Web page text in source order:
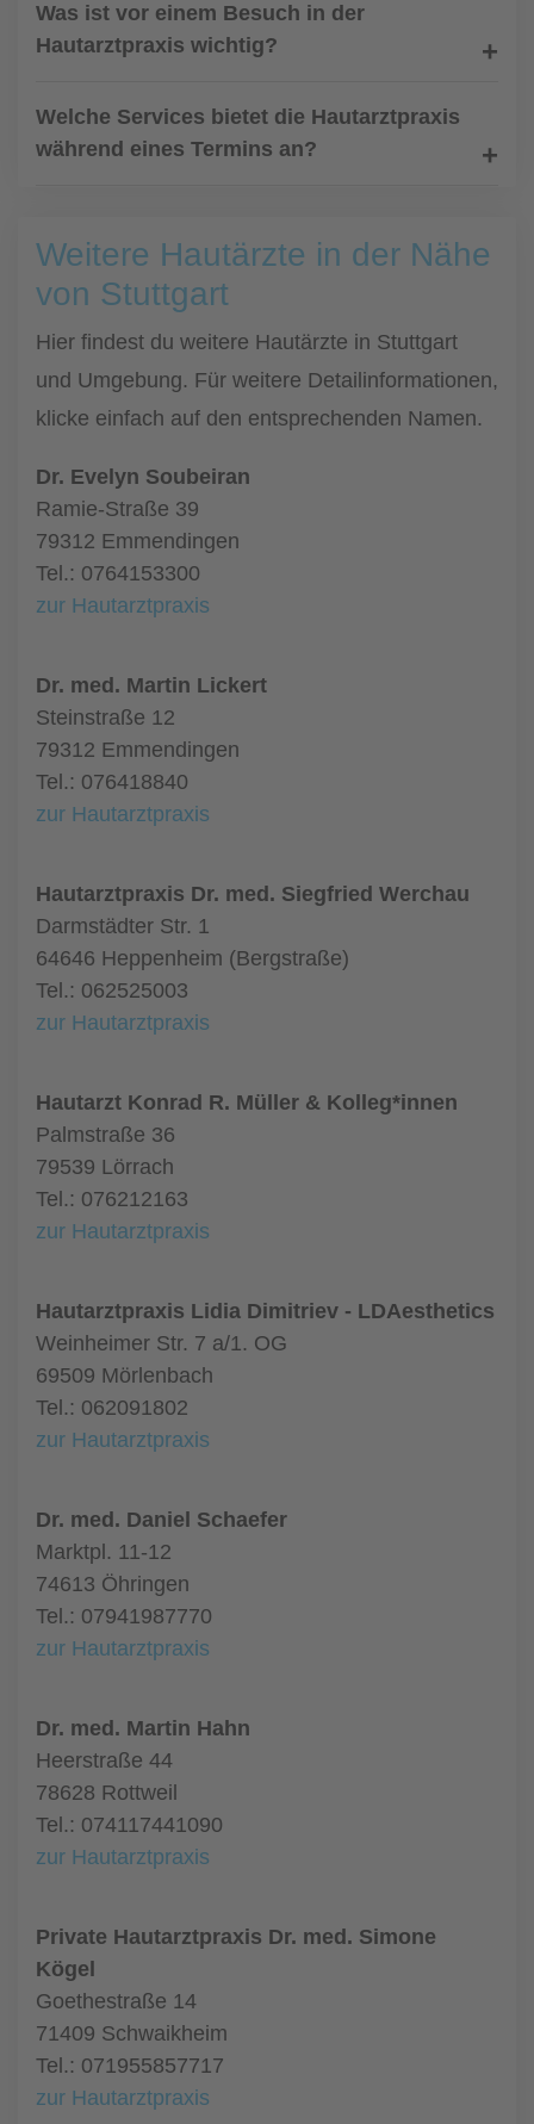
Was ist vor einem Besuch in der
Hautarztpraxis wichtig?
Welche Services bietet die Hautarztpraxis
während eines Termins an?
Weitere Hautärzte in der Nähe
von Stuttgart
Hier findest du weitere Hautärzte in Stuttgart
und Umgebung. Für weitere Detailinformationen,
klicke einfach auf den entsprechenden Namen.
Dr. Evelyn Soubeiran
Ramie-Straße 39
79312 Emmendingen
Tel.: 0764153300
zur Hautarztpraxis
Dr. med. Martin Lickert
Steinstraße 12
79312 Emmendingen
Tel.: 076418840
zur Hautarztpraxis
Hautarztpraxis Dr. med. Siegfried Werchau
Darmstädter Str. 1
64646 Heppenheim (Bergstraße)
Tel.: 062525003
zur Hautarztpraxis
Hautarzt Konrad R. Müller & Kolleg*innen
Palmstraße 36
79539 Lörrach
Tel.: 076212163
zur Hautarztpraxis
Hautarztpraxis Lidia Dimitriev - LDAesthetics
Weinheimer Str. 7 a/1. OG
69509 Mörlenbach
Tel.: 062091802
zur Hautarztpraxis
Dr. med. Daniel Schaefer
Marktpl. 11-12
74613 Öhringen
Tel.: 07941987770
zur Hautarztpraxis
Dr. med. Martin Hahn
Heerstraße 44
78628 Rottweil
Tel.: 074117441090
zur Hautarztpraxis
Private Hautarztpraxis Dr. med. Simone
Kögel
Goethestraße 14
71409 Schwaikheim
Tel.: 071955857717
zur Hautarztpraxis